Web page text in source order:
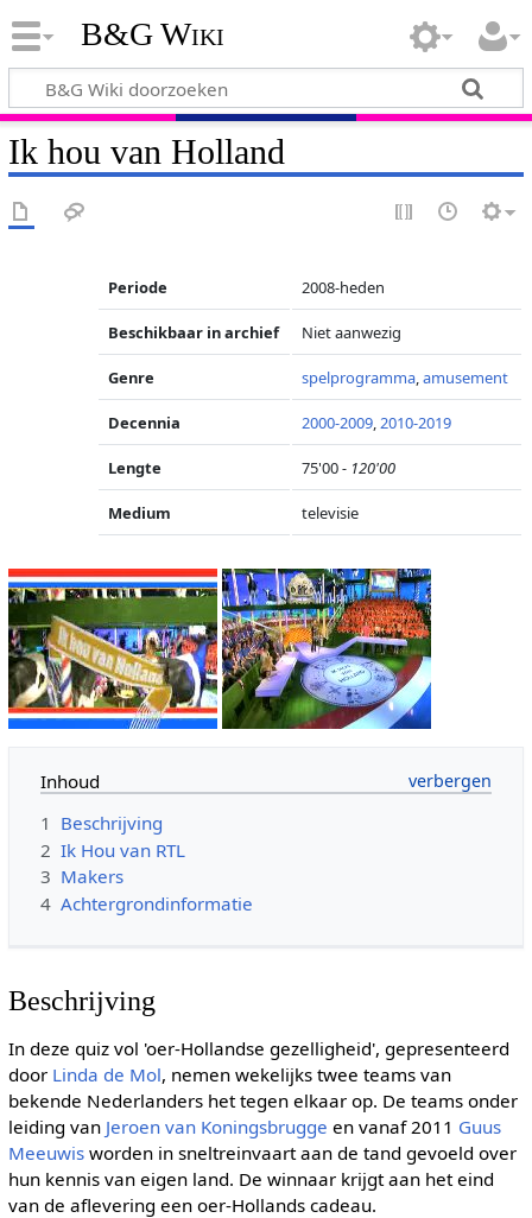
B&G Wiki
Ik hou van Holland
Periode 2008-heden
Beschikbaar in archief Niet aanwezig
Genre spelprogramma,amusement
Decennia 2000-2009,2010-2019
Lengte 75'00- 120'00
Medium televisie
Inhoud
1 Beschrijving
2 Ik Hou van RTL
3 Makers
4 Achtergrondinformatie
Beschrijving
In deze quiz vol 'oer-Hollandse gezelligheid', gepresenteerd
door Linda de Mol, nemen wekelijks twee teams van
bekende Nederlanders het tegen elkaar op. De teams onder
leiding van Jeroen van Koningsbrugge en vanaf 2011 Guus
Meeuwisworden in sneltreinvaart aan de tand gevoeld over
hun kennis van eigen land. De winnaar krijgt aan het eind
van de aflevering een oer-Hollands cadeau.